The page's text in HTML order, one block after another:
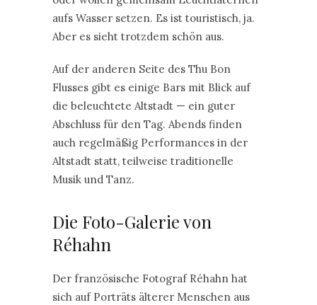
aufs Wasser setzen. Es ist touristisch, ja.
Aber es sieht trotzdem schön aus.
Auf der anderen Seite des Thu Bon
Flusses gibt es einige Bars mit Blick auf
die beleuchtete Altstadt — ein guter
Abschluss für den Tag. Abends finden
auch regelmäßig Performances in der
Altstadt statt, teilweise traditionelle
Musik und Tanz.
Die Foto-Galerie von
Réhahn
Der französische Fotograf Réhahn hat
sich auf Porträts älterer Menschen aus